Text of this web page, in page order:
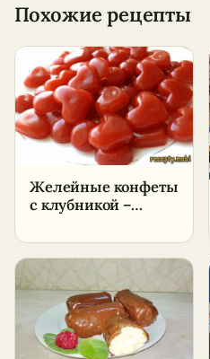
Похожие рецепты
Желейные конфеты
с клубникой –
в домашних
условиях